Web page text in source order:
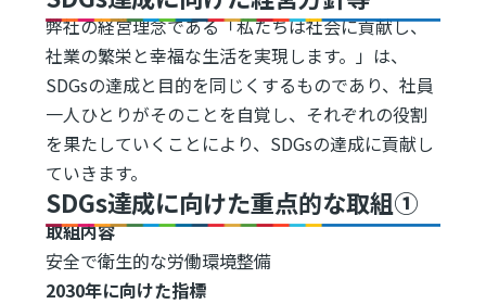
弊社の経営理念である「私たちは社会に貢献し、
社業の繁栄と幸福な生活を実現します。」は、
SDGsの達成と目的を同じくするものであり、社員
一人ひとりがそのことを自覚し、それぞれの役割
を果たしていくことにより、SDGsの達成に貢献し
ていきます。
SDGs達成に向けた重点的な取組①
取組内容
安全で衛生的な労働環境整備
2030年に向けた指標